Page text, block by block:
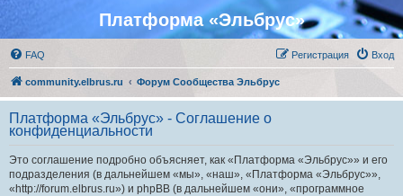
Платформа «Эльбрус»
FAQ Вход
Регистрация
community.elbrus.ru Форум Сообщества Эльбрус
Платформа «Эльбрус» - Соглашение о
конфиденциальности
Это соглашение подробно объясняет, как «Платформа «Эльбрус»» и его
подразделения (в дальнейшем «мы», «наш», «Платформа «Эльбрус»»,
«http://forum.elbrus.ru») и phpBB (в дальнейшем «они», «программное